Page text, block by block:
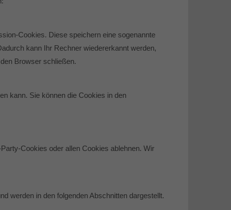
Cookies. Diese speichern eine sogenannte
kann Ihr Rechner wiedererkannt werden,
Browser schließen.
kann. Sie können die Cookies in den
Cookies oder allen Cookies ablehnen. Wir
werden in den folgenden Abschnitten dargestellt.